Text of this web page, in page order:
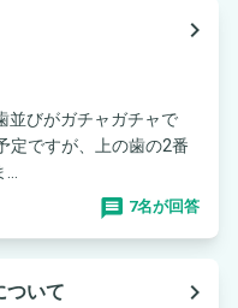
navigate_next
並びがガチャガチャで
定ですが、上の歯の2番
7名が回答
ついて
navigate_next